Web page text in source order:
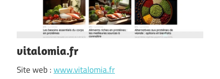
vitalomia.fr
Site web :www.vitalomia.fr